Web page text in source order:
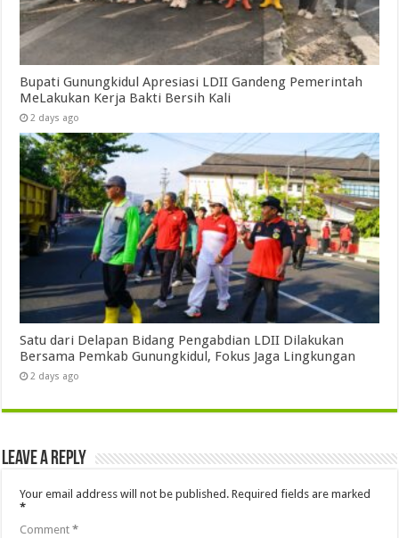
Bupati Gunungkidul Apresiasi LDII Gandeng Pemerintah
MeLakukan Kerja Bakti Bersih Kali ‎
2 days ago
Satu dari Delapan Bidang Pengabdian LDII Dilakukan
Bersama Pemkab Gunungkidul, Fokus Jaga Lingkungan
2 days ago
Leave a Reply
Your email address will not be published. Required fields are marked
*
Comment*